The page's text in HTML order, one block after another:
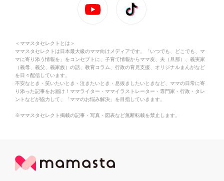
＜ママスタセレクトとは＞
ママスタセレクトは日本最大級のママ向けメディアです。「いつでも、どこでも、マ
マに寄り添う情報を」をコンセプトに、子育て情報からママ友、夫（旦那）、義実家
（義母、義父、義家族）の話、教育コラム、行政の育児支援、オリジナルまんがなど
を日々配信しています。
不安なとき・笑いたいとき・泣きたいとき・息抜きしたいときなど、ママの日常に寄
り添った記事をお届け！ママライター・ママイラストレーター・専門家・行政・タレ
ントなどが協力して、「ママのお悩み解決」を目指していきます。
※ママスタセレクト掲載の記事・写真・図表など無断転載を禁止します。